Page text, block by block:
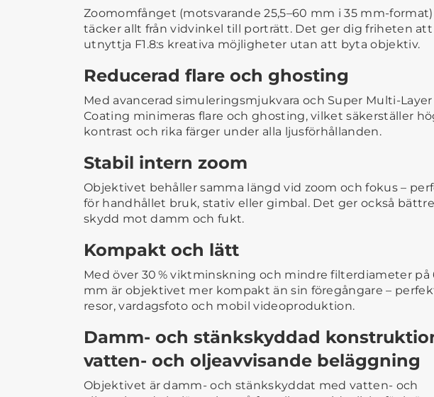
Zoomomfånget (motsvarande 25,5–60 mm i 35 mm-format)
täcker allt från vidvinkel till porträtt. Det ger dig friheten att
utnyttja F1.8:s kreativa möjligheter utan att byta objektiv.
Reducerad flare och ghosting
Med avancerad simuleringsmjukvara och Super Multi-Layer
Coating minimeras flare och ghosting, vilket säkerställer
kontrast och rika färger under alla ljusförhållanden.
Stabil intern zoom
Objektivet behåller samma längd vid zoom och fokus –
för handhållet bruk, stativ eller gimbal. Det ger också bättre
skydd mot damm och fukt.
Kompakt och lätt
Med över 30 % viktminskning och mindre filterdiameter på
mm är objektivet mer kompakt än sin föregångare –
resor, vardagsfoto och mobil videoproduktion.
Damm- och stänkskyddad
vatten- och oljeavvisande beläggning
Objektivet är damm- och stänkskyddat med vatten- och